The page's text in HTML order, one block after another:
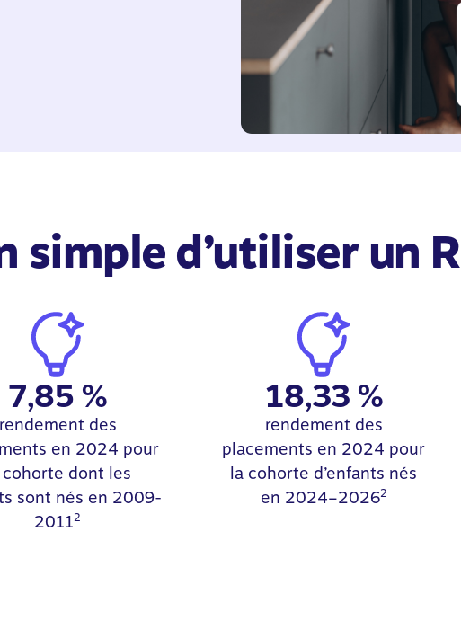
simple d’utiliser un
7,85 %
rendement des
en 2024 pour
cohorte dont les
sont nés en 2009-
20112
18,33 %
rendement des
placements en 2024 pour
la cohorte d’enfants nés
en 2024–20262